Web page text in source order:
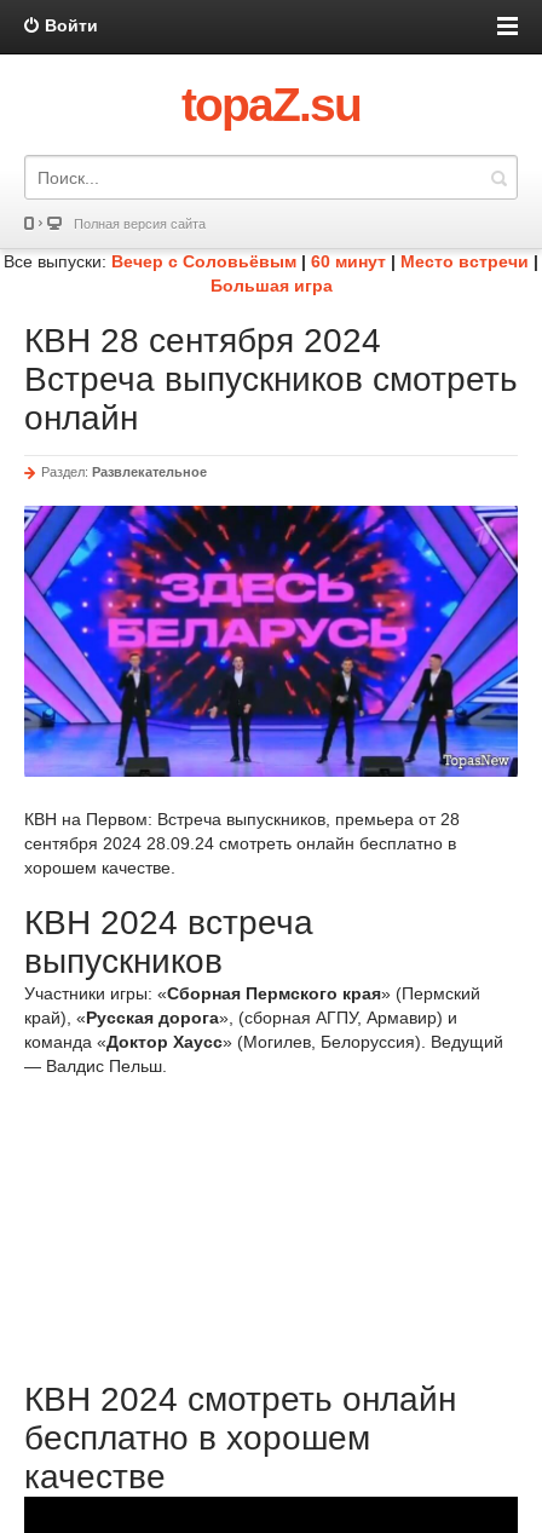
Войти
topaZ.su
Полная версия сайта
Все выпуски: Вечер с Соловьёвым | 60 минут | Место встречи |
Большая игра
КВН 28 сентября 2024
Встреча выпускников смотреть
онлайн
Раздел: Развлекательное
КВН на Первом: Встреча выпускников, премьера от 28
сентября 2024 28.09.24 смотреть онлайн бесплатно в
хорошем качестве.
КВН 2024 встреча
выпускников
Участники игры: «Сборная Пермского края» (Пермский
край), «Русская дорога», (сборная АГПУ, Армавир) и
команда «Доктор Хаусс» (Могилев, Белоруссия). Ведущий
— Валдис Пельш.
КВН 2024 смотреть онлайн
бесплатно в хорошем
качестве